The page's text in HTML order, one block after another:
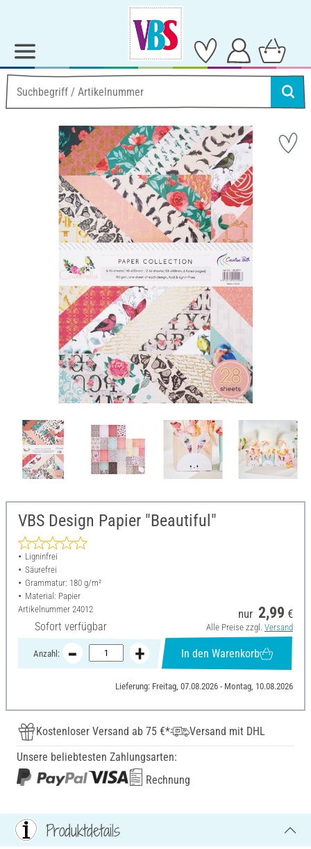
VBS Design Papier "Beautiful"
Ligninfrei
Säurefrei
Grammatur: 180 g/m²
Material: Papier
Artikelnummer 24012
Sofort verfügbar
nur 2,99 €
Alle Preise zzgl. Versand
Anzahl: In den Warenkorb
Lieferung: Freitag, 07.08.2026 - Montag, 10.08.2026
Kostenloser Versand ab 75 €*
Versand mit DHL
Unsere beliebtesten Zahlungsarten:
Rechnung
Produktdetails